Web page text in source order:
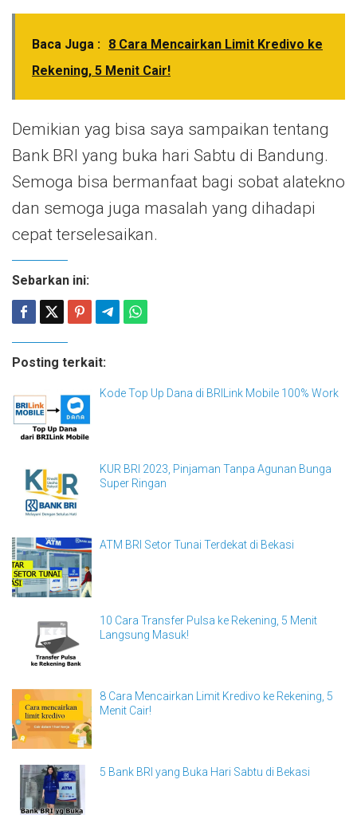
Baca Juga : 8 Cara Mencairkan Limit Kredivo ke
Rekening, 5 Menit Cair!
Demikian yag bisa saya sampaikan tentang
Bank BRI yang buka hari Sabtu di Bandung.
Semoga bisa bermanfaat bagi sobat alatekno
dan semoga juga masalah yang dihadapi
cepat terselesaikan.
Sebarkan ini:
Posting terkait:
Kode Top Up Dana di BRILink Mobile 100% Work
KUR BRI 2023, Pinjaman Tanpa Agunan Bunga
Super Ringan
ATM BRI Setor Tunai Terdekat di Bekasi
10 Cara Transfer Pulsa ke Rekening, 5 Menit
Langsung Masuk!
8 Cara Mencairkan Limit Kredivo ke Rekening, 5
Menit Cair!
5 Bank BRI yang Buka Hari Sabtu di Bekasi